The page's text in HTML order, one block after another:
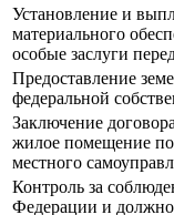
Установление и
материального
особые заслуги
Предоставление
федеральной
Заключение
жилое помещение по
местного
Контроль за
Федерации и